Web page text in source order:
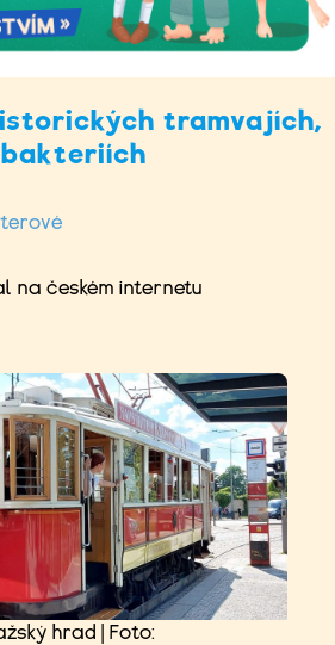
tramvajích,
na českém internetu
hrad | Foto: